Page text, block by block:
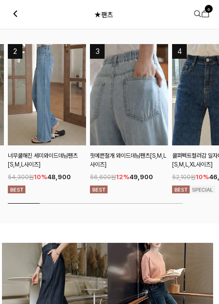
★팬츠
0
핏예쁜절개 와이드데님팬츠[S,M,L
사이즈]
56,600원12%49,900
쿨퍼펙트컬러감 일자데님팬츠
[S,M,L,XL사이즈]
52,100원10%46,900
냉기가득히 와이드데
[S,M,L,XL사이즈]
50,900원 10%